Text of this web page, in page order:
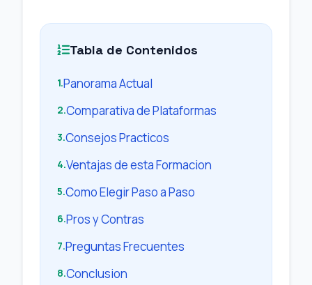
Tabla de Contenidos
1.Panorama Actual
2.Comparativa de Plataformas
3.Consejos Practicos
4.Ventajas de esta Formacion
5.Como Elegir Paso a Paso
6.Pros y Contras
7.Preguntas Frecuentes
8.Conclusion